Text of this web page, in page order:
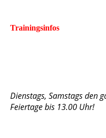
Trainingsinfos
Dienstags, Samstags den
Feiertage bis 13.00 Uhr!